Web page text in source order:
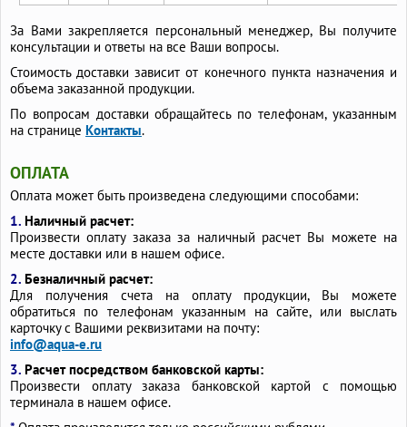
За Вами закрепляется персональный менеджер, Вы получите
консультации и ответы на все Ваши вопросы.
Стоимость доставки зависит от конечного пункта назначения и
объема заказанной продукции.
По вопросам доставки обращайтесь по телефонам, указанным
на странице Контакты.
ОПЛАТА
Оплата может быть произведена следующими способами:
1. Наличный расчет:
Произвести оплату заказа за наличный расчет Вы можете на
месте доставки или в нашем офисе.
2. Безналичный расчет:
Для получения счета на оплату продукции, Вы можете
обратиться по телефонам указанным на сайте, или выслать
карточку с Вашими реквизитами на почту:
info@aqua-e.ru
3. Расчет посредством банковской карты:
Произвести оплату заказа банковской картой с помощью
терминала в нашем офисе.